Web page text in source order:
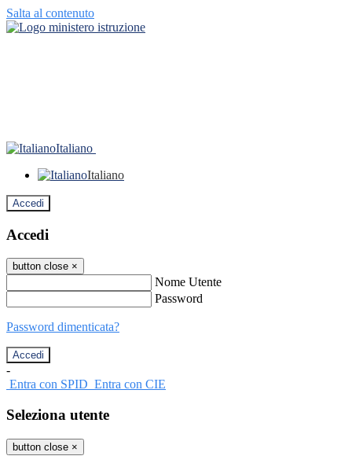
Salta al contenuto
Italiano
Italiano
Accedi
Accedi
button close ×
Nome Utente
Password
Password dimenticata?
-
Entra con SPID Entra con CIE
Seleziona utente
button close ×